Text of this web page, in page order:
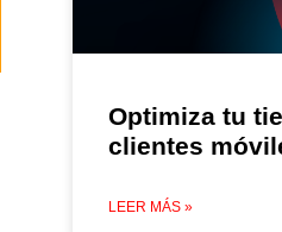
Optimiza tu
clientes
LEER MÁS »